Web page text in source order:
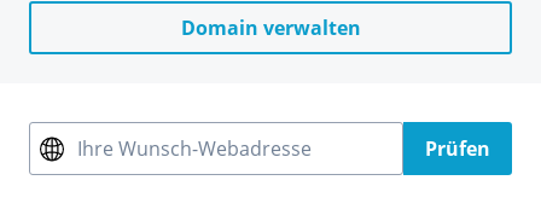
Domain verwalten
Ihre Wunsch-Webadresse Prüfen